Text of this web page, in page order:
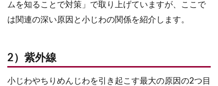
ムを知ることで対策」で取り上げていますが、ここで
は関連の深い原因と小じわの関係を紹介します。
2）紫外線
小じわやちりめんじわを引き起こす最大の原因の2つ目